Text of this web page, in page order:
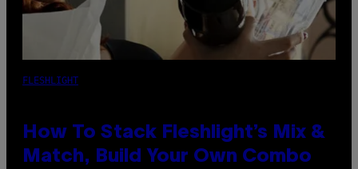
FLESHLIGHT
How To Stack Fleshlight’s Mix &
Match, Build Your Own Combo